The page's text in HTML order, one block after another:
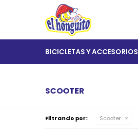
BICICLETAS Y ACCESORIOS
SCOOTER
Filtrando por: Scooter